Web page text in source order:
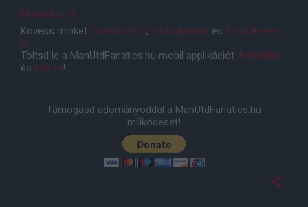
Manutd.com
Kövess minket Facebookon, Instagramon és YouTube-on
is!
Töltsd le a ManUtdFanatics.hu mobil applikációt Androidra
és iOS-re!
Támogasd adományoddal a ManUtdFanatics.hu
működését!